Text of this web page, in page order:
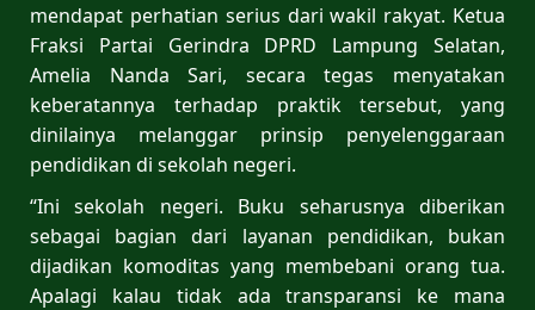
mendapat perhatian serius dari wakil rakyat. Ketua
Fraksi Partai Gerindra DPRD Lampung Selatan,
Amelia Nanda Sari, secara tegas menyatakan
keberatannya terhadap praktik tersebut, yang
dinilainya melanggar prinsip penyelenggaraan
pendidikan di sekolah negeri.
“Ini sekolah negeri. Buku seharusnya diberikan
sebagai bagian dari layanan pendidikan, bukan
dijadikan komoditas yang membebani orang tua.
Apalagi kalau tidak ada transparansi ke mana